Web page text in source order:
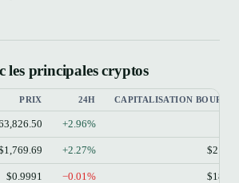
les principales cryptos
PRIX 24H CAPITALISATION
+2.96%
+2.27%
$0.9991 −0.01%